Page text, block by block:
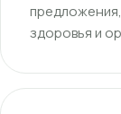
здоровья и